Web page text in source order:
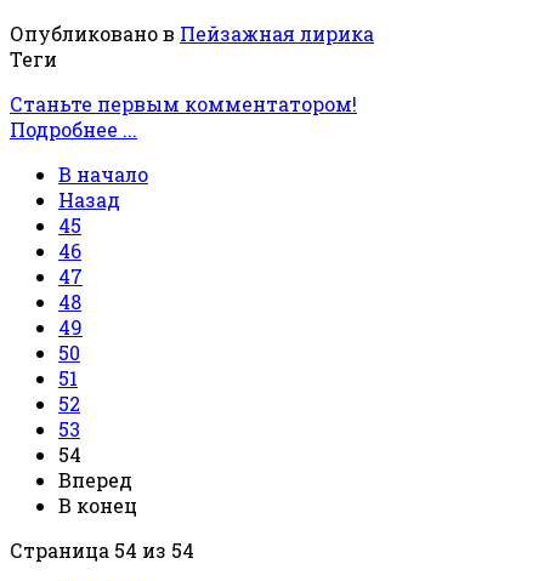
Опубликовано в Пейзажная лирика
Теги
Станьте первым комментатором!
Подробнее ...
В начало
Назад
45
46
47
48
49
50
51
52
53
54
Вперед
В конец
Страница 54 из 54